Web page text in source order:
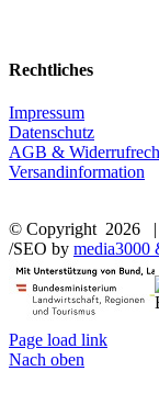
Rechtliches
Impressum
Datenschutz
AGB &
Versandinformation
© Copyright 2026
/SEO by media3000
Page load link
Nach oben